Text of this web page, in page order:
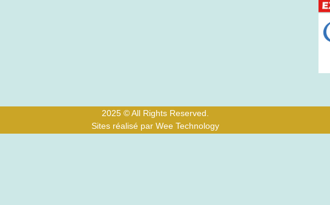
2025 © All Rights Reserved.
Sites réalisé par Wee Technology